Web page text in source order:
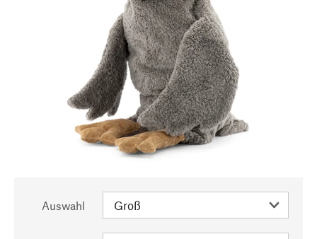
Auswahl